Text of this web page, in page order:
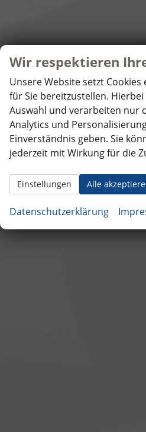
Wir respektieren
Unsere Website setzt
für Sie bereitzustellen.
Auswahl und verarbeiten nur
Analytics und
Einverständnis geben. Sie
jederzeit mit Wirkung für die
Alle
Einstellungen
Datenschutzerklärung